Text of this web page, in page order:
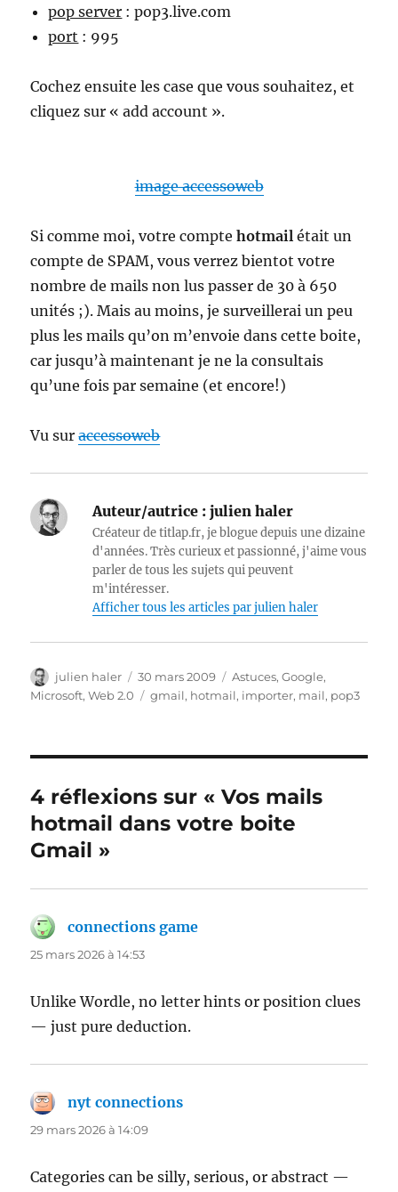
pop server : pop3.live.com
port : 995
Cochez ensuite les case que vous souhaitez, et
cliquez sur « add account ».
image accessoweb
Si comme moi, votre comptehotmailétait un
compte de SPAM, vous verrez bientot votre
nombre de mails non lus passer de 30 à 650
unités ;). Mais au moins, je surveillerai un peu
plus les mails qu’on m’envoie dans cette boite,
car jusqu’à maintenant je ne la consultais
qu’une fois par semaine (et encore!)
Vu suraccessoweb
Auteur/autrice : julien haler
Créateur de titlap.fr, je blogue depuis une dizaine
d'années. Très curieux et passionné, j'aime vous
parler de tous les sujets qui peuvent
m'intéresser.
Afficher tous les articles par julien haler
Auteur
julien haler
Publié
le
30 mars 2009 Catégories
Astuces,Google,
Microsoft,Web 2.0 Étiquettes
gmail, hotmail, importer, mail, pop3
4 réflexions sur « Vos mails
hotmail dans votre boite
Gmail »
connections game
25 mars 2026 à 14:53
Unlike Wordle, no letter hints or position clues
— just pure deduction.
nyt connections
29 mars 2026 à 14:09
Categories can be silly, serious, or abstract —